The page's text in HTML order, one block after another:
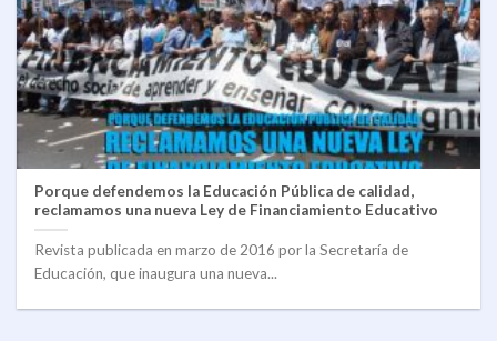
Porque defendemos la Educación Pública de calidad,
reclamamos una nueva Ley de Financiamiento Educativo
Revista publicada en marzo de 2016 por la Secretaría de
Educación, que inaugura una nueva...